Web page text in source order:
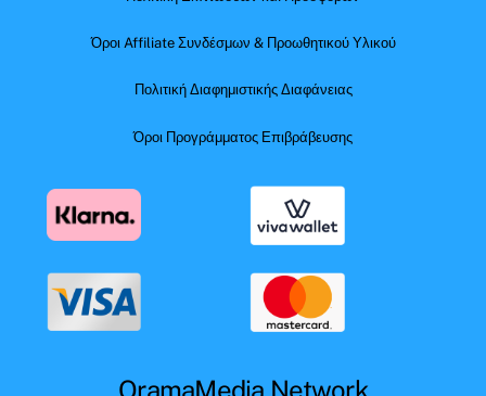
Όροι Affiliate Συνδέσμων & Προωθητικού Υλικού
Πολιτική Διαφημιστικής Διαφάνειας
Όροι Προγράμματος Επιβράβευσης
OramaMedia Network